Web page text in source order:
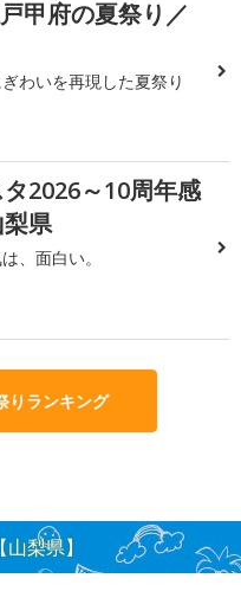
甲府の夏祭り／
わいを再現した夏祭り
2026～10周年感
県
、面白い。
りランキング
梨県】